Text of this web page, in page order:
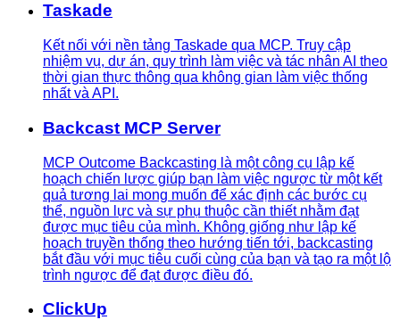
Taskade
Kết nối với nền tảng Taskade qua MCP. Truy cập
nhiệm vụ, dự án, quy trình làm việc và tác nhân AI theo
thời gian thực thông qua không gian làm việc thống
nhất và API.
Backcast MCP Server
MCP Outcome Backcasting là một công cụ lập kế
hoạch chiến lược giúp bạn làm việc ngược từ một kết
quả tương lai mong muốn để xác định các bước cụ
thể, nguồn lực và sự phụ thuộc cần thiết nhằm đạt
được mục tiêu của mình. Không giống như lập kế
hoạch truyền thống theo hướng tiến tới, backcasting
bắt đầu với mục tiêu cuối cùng của bạn và tạo ra một lộ
trình ngược để đạt được điều đó.
ClickUp